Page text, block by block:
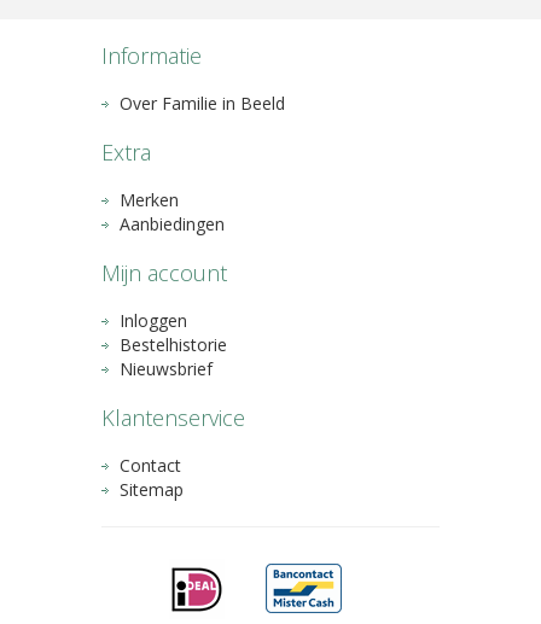
Informatie
Over Familie in Beeld
Extra
Merken
Aanbiedingen
Mijn account
Inloggen
Bestelhistorie
Nieuwsbrief
Klantenservice
Contact
Sitemap